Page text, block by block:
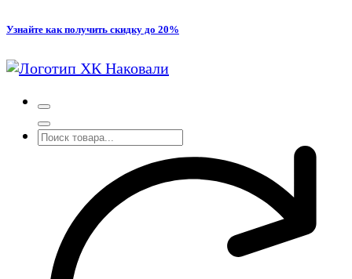
Перейти
содержимому
Узнайте как получить скидку до 20%